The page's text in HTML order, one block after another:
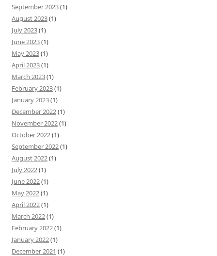
September 2023(1)
August 2023(1)
July 2023(1)
June 2023(1)
May 2023(1)
April 2023(1)
March 2023(1)
February 2023(1)
January 2023(1)
December 2022(1)
November 2022(1)
October 2022(1)
September 2022(1)
August 2022(1)
July 2022(1)
June 2022(1)
May 2022(1)
April 2022(1)
March 2022(1)
February 2022(1)
January 2022(1)
December 2021 (1)